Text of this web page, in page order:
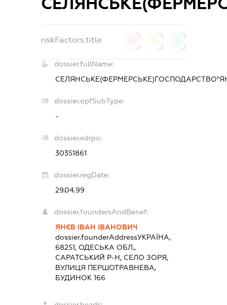
riskFactors.title
dossier.fullName:
dossier.opfSubType:
-
dossier.edrpo:
30351861
dossier.regDate:
29.04.99
dossier.foundersAndBenef:
ЯНЄВ ІВАН ІВАНОВИЧ
dossier.founderAddressУКРАЇНА,
68251, ОДЕСЬКА ОБЛ.,
САРАТСЬКИЙ Р-Н, СЕЛО ЗОРЯ,
ВУЛИЦЯ ПЕРШОТРАВНЕВА,
БУДИНОК 166